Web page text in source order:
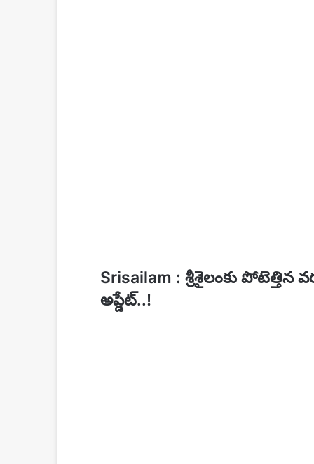
Srisailam : శ్రీశైలంకు పోటెత్తిన
అప్డేట్..!